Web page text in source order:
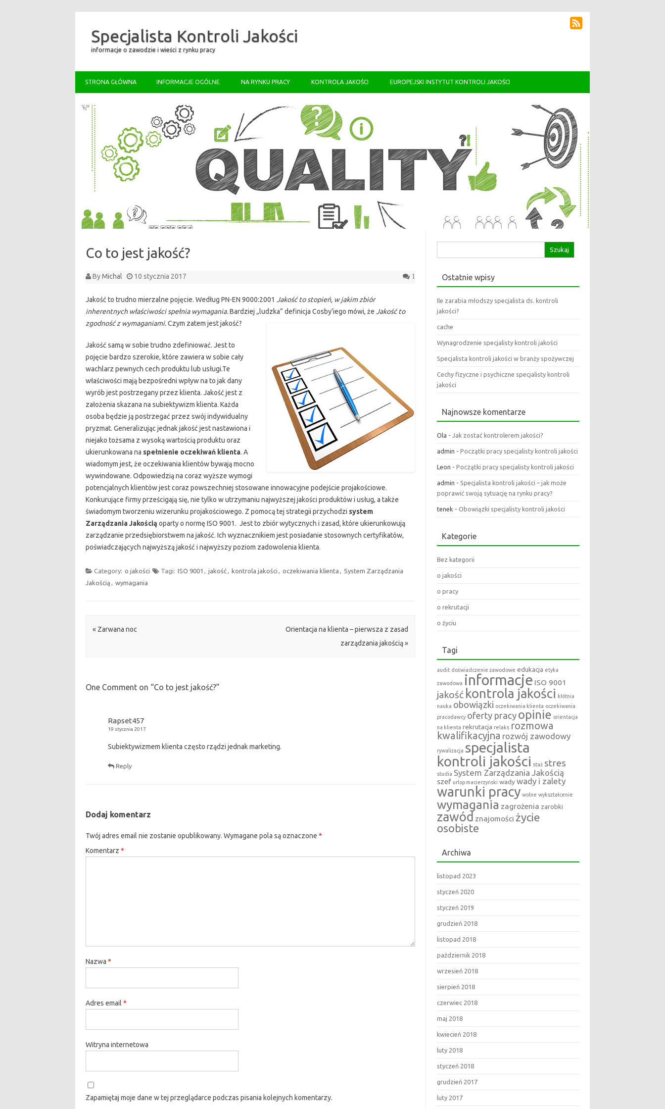
Specjalista Kontroli Jakości
informacje o zawodzie i wieści z rynku pracy
STRONA GŁÓWNA INFORMACJE OGÓLNE NA RYNKU PRACY KONTROLA JAKOŚCI EUROPEJSKI INSTYTUT KONTROLI JAKOŚCI
Co to jest jakość?
By Michal 10 stycznia 2017 1
Jakość to trudno mierzalne pojęcie. Według PN-EN 9000:2001 Jakość to stopień, w jakim zbiór
inherentnych właściwości spełnia wymagania.Bardziej „ludzka” definicja Cosby’iego mówi, że Jakość to
zgodność z wymaganiami.Czym zatem jest jakość?
Jakość samą w sobie trudno zdefiniować. Jest to
pojęcie bardzo szerokie, które zawiera w sobie cały
wachlarz pewnych cech produktu lub usługi.Te
właściwości mają bezpośredni wpływ na to jak dany
wyrób jest postrzegany przez klienta. Jakość jest z
założenia skazana na subiektywizm klienta. Każda
osoba będzie ją postrzegać przez swój indywidualny
pryzmat. Generalizując jednak jakość jest nastawiona i
niejako tożsama z wysoką wartością produktu oraz
ukierunkowana na spełnienie oczekiwań klienta. A
wiadomym jest, że oczekiwania klientów bywają mocno
wywindowane. Odpowiedzią na coraz wyższe wymogi
potencjalnych klientów jest coraz powszechniej stosowane innowacyjne podejście projakościowe.
Konkurujące firmy prześcigają się, nie tylko w utrzymaniu najwyższej jakości produktów i usług, a także
świadomym tworzeniu wizerunku projakościowego. Z pomocą tej strategii przychodzi system
Zarządzania Jakością oparty o normę ISO 9001. Jest to zbiór wytycznych i zasad, które ukierunkowują
zarządzanie przedsiębiorstwem na jakość. Ich wyznacznikiem jest posiadanie stosownych certyfikatów,
poświadczających najwyższą jakość i najwyższy poziom zadowolenia klienta.
Category: o jakości Tagi: ISO 9001 , jakość, kontrola jakości , oczekiwania klienta , System Zarządzania
Jakością , wymagania
Post navigation
« Zarwana noc
Orientacja na klienta – pierwsza z zasad
zarządzania jakością»
One Comment on “Co to jest jakość?”
Rapset457
19 stycznia 2017
Subiektywizmem klienta często rządzi jednak marketing.
Reply
Dodaj komentarz
Twój adres email nie zostanie opublikowany. Wymagane pola są oznaczone *
Komentarz *
Nazwa *
Adres email *
Witryna internetowa
Zapamiętaj moje dane w tej przeglądarce podczas pisania kolejnych komentarzy.
Ostatnie wpisy
Ile zarabia młodszy specjalista ds. kontroli
jakości?
cache
Wynagrodzenie specjalisty kontroli jakości
Specjalista kontroli jakości w branży spożywczej
Cechy fizyczne i psychiczne specjalisty kontroli
jakości
Najnowsze komentarze
Ola - Jak zostać kontrolerem jakości?
admin - Początki pracy specjalisty kontroli jakości
Leon - Początki pracy specjalisty kontroli jakości
admin - Specjalista kontroli jakości – jak może
poprawić swoją sytuację na rynku pracy?
tenek - Obowiązki specjalisty kontroli jakości
Kategorie
Bez kategorii
o jakości
o pracy
o rekrutacji
o życiu
Tagi
audit doświadczenie zawodowe edukacja etyka
zawodowa informacje ISO 9001
jakość kontrola jakości kłótnia
nauka obowiązki oczekiwania klienta oczekiwania
pracodawcy oferty pracy opinie orientacja
na klienta rekrutacja relaks rozmowa
kwalifikacyjna rozwój zawodowy
rywalizacja specjalista
kontroli jakości staż stres
studia System Zarządzania Jakością
szef urlop macierzyński wady wady i zalety
warunki pracy wolne wykształcenie
wymagania zagrożenia zarobki
zawód znajomości życie
osobiste
Archiwa
listopad 2023
styczeń 2020
styczeń 2019
grudzień 2018
listopad 2018
październik 2018
wrzesień 2018
sierpień 2018
czerwiec 2018
maj 2018
kwiecień 2018
luty 2018
styczeń 2018
grudzień 2017
luty 2017